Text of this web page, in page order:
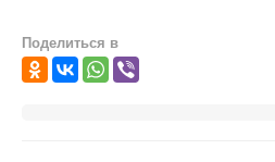
Поделиться в